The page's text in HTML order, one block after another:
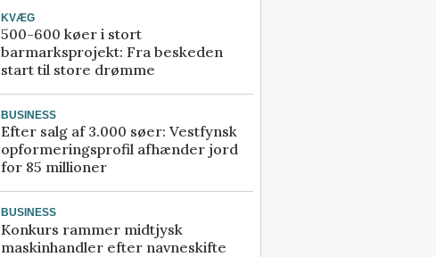
KVÆG
500-600 køer i stort
barmarksprojekt: Fra beskeden
start til store drømme
BUSINESS
Efter salg af 3.000 søer: Vestfynsk
opformeringsprofil afhænder jord
for 85 millioner
BUSINESS
Konkurs rammer midtjysk
maskinhandler efter navneskifte